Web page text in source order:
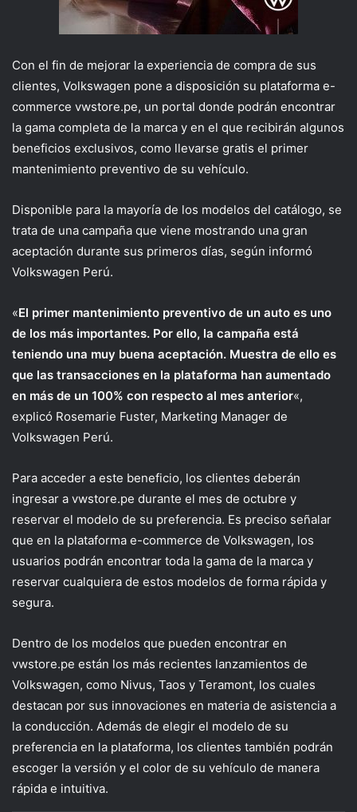
Con el fin de mejorar la experiencia de compra de sus
clientes, Volkswagen pone a disposición su plataforma e-
commerce vwstore.pe, un portal donde podrán encontrar
la gama completa de la marca y en el que recibirán algunos
beneficios exclusivos, como llevarse gratis el primer
mantenimiento preventivo de su vehículo.
Disponible para la mayoría de los modelos del catálogo, se
trata de una campaña que viene mostrando una gran
aceptación durante sus primeros días, según informó
Volkswagen Perú.
«El primer mantenimiento preventivo de un auto es uno
de los más importantes. Por ello, la campaña está
teniendo una muy buena aceptación. Muestra de ello es
que las transacciones en la plataforma han aumentado
en más de un 100% con respecto al mes anterior«,
explicó Rosemarie Fuster, Marketing Manager de
Volkswagen Perú.
Para acceder a este beneficio, los clientes deberán
ingresar a vwstore.pe durante el mes de octubre y
reservar el modelo de su preferencia. Es preciso señalar
que en la plataforma e-commerce de Volkswagen, los
usuarios podrán encontrar toda la gama de la marca y
reservar cualquiera de estos modelos de forma rápida y
segura.
Dentro de los modelos que pueden encontrar en
vwstore.pe están los más recientes lanzamientos de
Volkswagen, como Nivus, Taos y Teramont, los cuales
destacan por sus innovaciones en materia de asistencia a
la conducción. Además de elegir el modelo de su
preferencia en la plataforma, los clientes también podrán
escoger la versión y el color de su vehículo de manera
rápida e intuitiva.